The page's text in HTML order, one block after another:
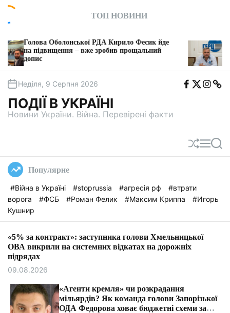
и
ТОП НОВИНИ
РДА Кирило Фесик йде
– вже зробив прощальний
«Приватний
професор з
щомісячної
Неділя, 9 Серпня 2026
F
T
w
I
n
T
ПОДІЇ В УКРАЇНІ
Новини України. Війна. Перевірені факти
П
е
а
т
и
М
е
П
о
Популярне
#Війна в Україні #stoprussia #агресія рф
#втрати
ворога
#ФСБ #Роман Фелик #Максим Криппа
#Игорь
Кушнир
«5% за контракт»: заступника голови Хмельницької
ОВА викрили на системних відкатах на дорожніх
підрядах
09.08.2026
«Агенти кремля» чи розкрадання
мільярдів? Як команда голови Запорізької
ОДА Федорова ховає бюджетні схеми за